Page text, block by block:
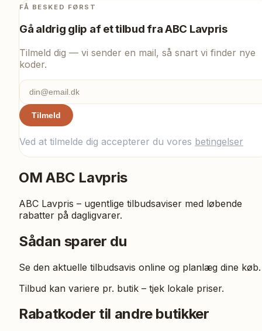
FÅ BESKED FØRST
Gå aldrig glip af et tilbud fraABC Lavpris
Tilmeld dig — vi sender en mail, så snart vi finder nye
koder.
Tilmeld
Ved at tilmelde dig accepterer du vores betingelser
OM ABC Lavpris
ABC Lavpris – ugentlige tilbudsaviser med løbende
rabatter på dagligvarer.
Sådan sparer du
Se den aktuelle tilbudsavis online og planlæg dine køb.
Tilbud kan variere pr. butik – tjek lokale priser.
Rabatkoder til andre butikker